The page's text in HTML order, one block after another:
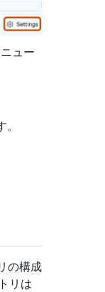
ュー
の構成
リは